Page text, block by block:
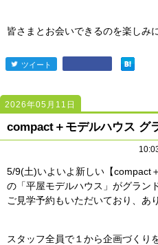
皆さまとお会いできるのを楽しみ
entry2439
ツイート
2026年05月11日
compact＋モデルハウス グ
5/9(土)いよいよ新しい【compact
の「平屋モデルハウス」がグラン
ご見学予約もいただいており、あ
スタッフ全員で１から企画づくり